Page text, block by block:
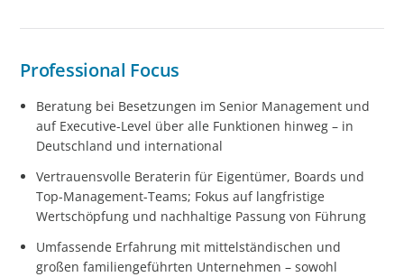
Professional Focus
Beratung bei Besetzungen im Senior Management und
auf Executive-Level über alle Funktionen hinweg – in
Deutschland und international
Vertrauensvolle Beraterin für Eigentümer, Boards und
Top-Management-Teams; Fokus auf langfristige
Wertschöpfung und nachhaltige Passung von Führung
Umfassende Erfahrung mit mittelständischen und
großen familiengeführten Unternehmen – sowohl